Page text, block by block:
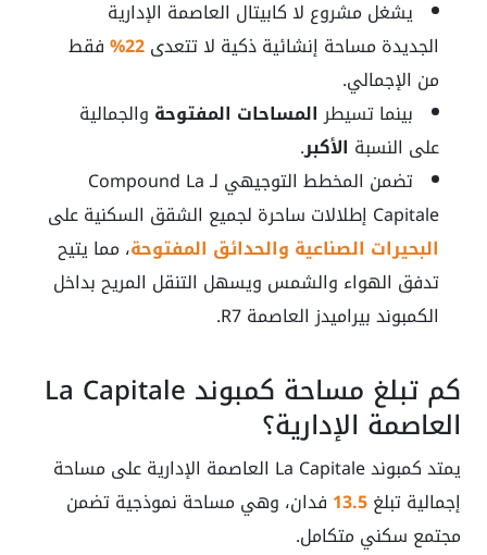
يشغل مشروع لا كابيتال العاصمة الإدارية
الجديدة مساحة إنشائية ذكية لا تتعدى22%
فقط
من الإجمالي.
بينما تسيطرالمساحات المفتوحة والجمالية
على النسبة الأكبر.
تضمن المخطط التوجيهي لـ Compound La
Capitale إطلالات ساحرة لجميع الشقق السكنية على
البحيرات الصناعية والحدائق المفتوحة، مما يتيح
تدفق الهواء والشمس ويسهل التنقل المريح بداخل
الكمبوند بيراميدز العاصمة R7.
كم تبلغ مساحة كمبوند La Capitale
العاصمة الإدارية؟
يمتد كمبوند La Capitale العاصمة الإدارية على مساحة
إجمالية تبلغ13.5 فدان، وهي مساحة نموذجية تضمن
مجتمع سكني متكامل.